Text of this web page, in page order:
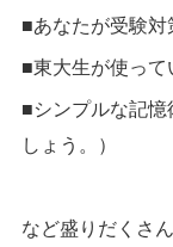
■あなたが受験対
■東大生が使って
■シンプルな記
しょう。）
など盛りだくさ